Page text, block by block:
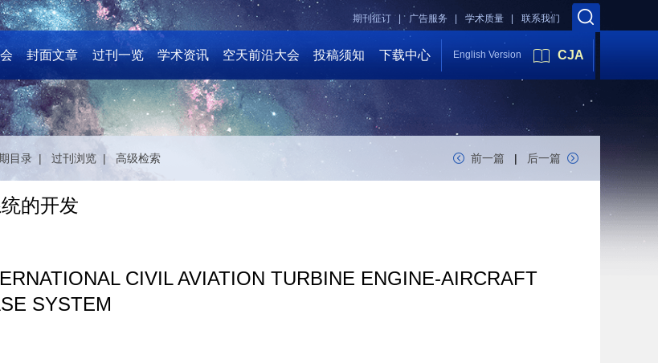
联系我们
学术质量 |
广告服务 |
期刊征订 |
封面文章 过刊一览 学术资讯 空天前沿大会 投稿须知 下载中心 English Version CJA
目录 | 过刊浏览 | 高级检索 前一篇 | 后一篇
的开发
CIVIL AVIATION TURBINE ENGINE-AIRCRAFT
SYSTEM